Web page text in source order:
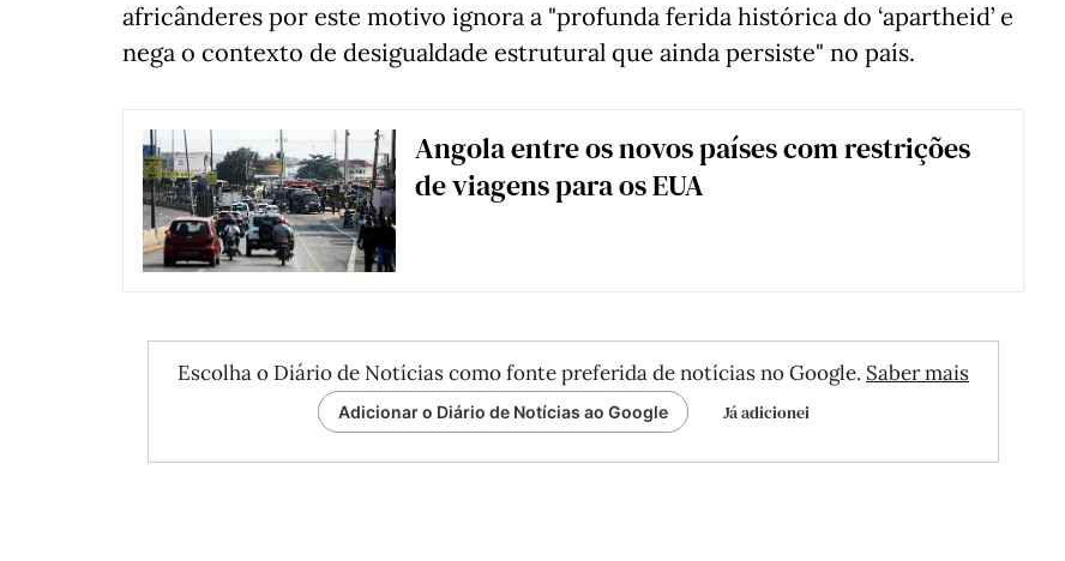
africânderes por este motivo ignora a "profunda ferida histórica do ‘apartheid’ e
nega o contexto de desigualdade estrutural que ainda persiste" no país.
Angola entre os novos países com restrições
de viagens para os EUA
Escolha o Diário de Notícias como fonte preferida de notícias no Google. Saber mais
Adicionar o Diário de Notícias ao Google Já adicionei